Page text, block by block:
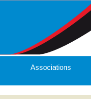
Associations